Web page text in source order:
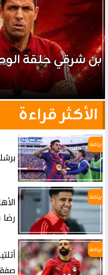
بن شرقي حلقة
الأكثر قراءة
رياضة
رياضة
رياضة